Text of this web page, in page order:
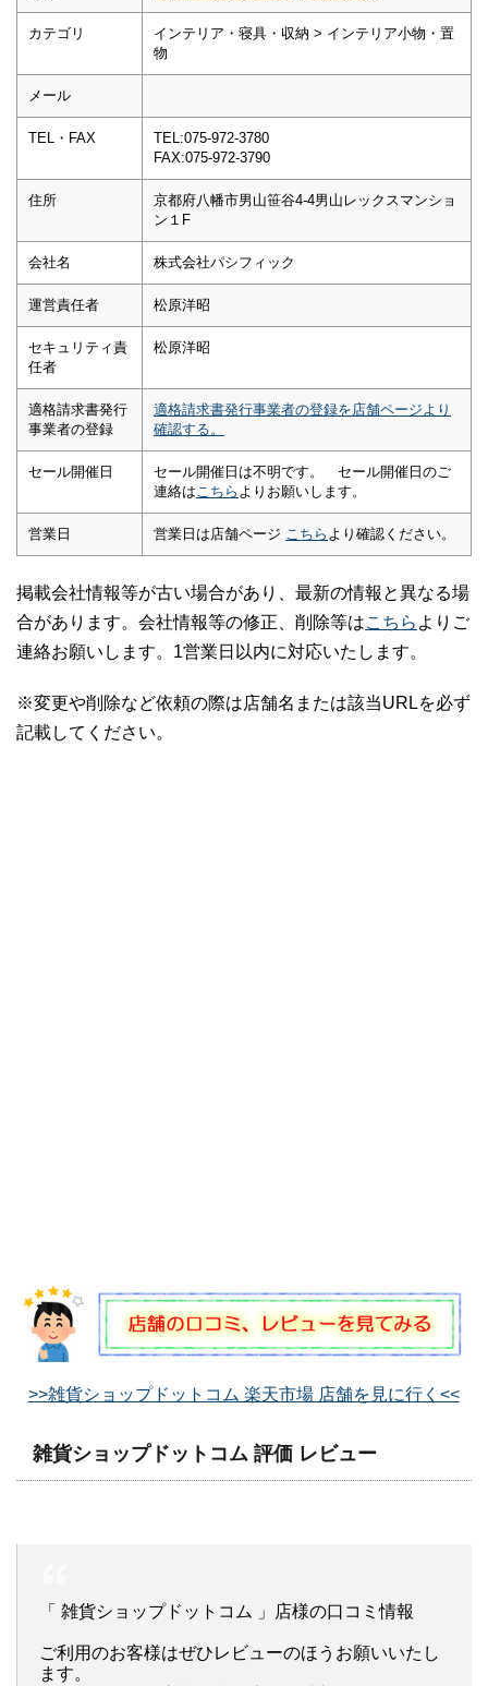
カテゴリ
インテリア・寝具・収納 > インテリア小物・置
物
メール
TEL・FAX
TEL:075-972-3780
FAX:075-972-3790
住所
京都府八幡市男山笹谷4-4男山レックスマンショ
ン１F
会社名 株式会社パシフィック
運営責任者 松原洋昭
セキュリティ責
任者
松原洋昭
適格請求書発行
事業者の登録
適格請求書発行事業者の登録を店舗ページより
確認する。
セール開催日
セール開催日は不明です。 セール開催日のご
連絡は こちら よりお願いします。
営業日 営業日は店舗ページ こちら より確認ください。
掲載会社情報等が古い場合があり、最新の情報と異なる場
合があります。会社情報等の修正、削除等はこちら よりご
連絡お願いします。1営業日以内に対応いたします。
※変更や削除など依頼の際は店舗名または該当URLを必ず
記載してください。
>>雑貨ショップドットコム 楽天市場 店舗を見に行く<<
雑貨ショップドットコム 評価 レビュー
「 雑貨ショップドットコム 」店様の口コミ情報
ご利用のお客様はぜひレビューのほうお願いいたし
ます。